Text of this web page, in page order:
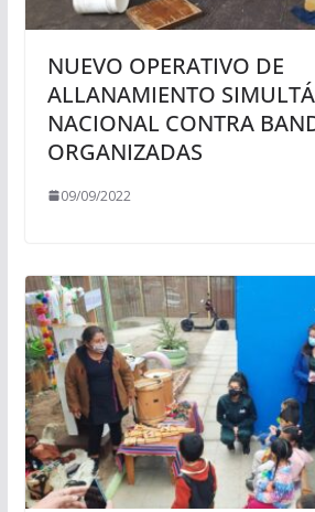
NUEVO OPERATIVO DE
ALLANAMIENTO
NACIONAL CONTRA
ORGANIZADAS
09/09/2022